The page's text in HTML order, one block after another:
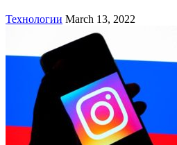
Технологии March 13, 2022